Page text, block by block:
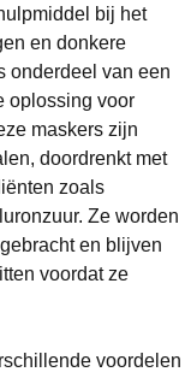
bij het
en donkere
onderdeel van een
oplossing voor
maskers zijn
doordrenkt met
zoals
Ze worden
en blijven
voordat ze
voordelen